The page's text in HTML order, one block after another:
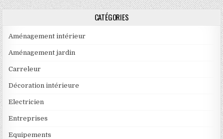
CATÉGORIES
Aménagement intérieur
Aménagement jardin
Carreleur
Décoration intérieure
Electricien
Entreprises
Equipements